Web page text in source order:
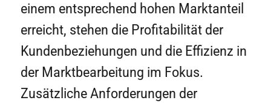
einem entsprechend hohen Marktanteil
erreicht, stehen die Profitabilität der
Kundenbeziehungen und die Effizienz in
der Marktbearbeitung im Fokus.
Zusätzliche Anforderungen der